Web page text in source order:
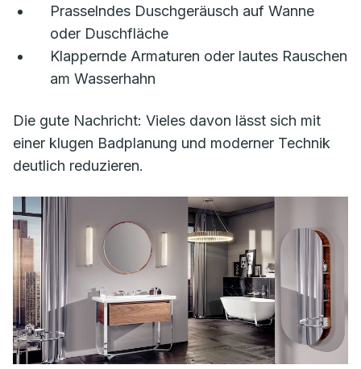
Prasselndes Duschgeräusch auf Wanne
oder Duschfläche
Klappernde Armaturen oder lautes Rauschen
am Wasserhahn
Die gute Nachricht: Vieles davon lässt sich mit
einer klugen Badplanung und moderner Technik
deutlich reduzieren.